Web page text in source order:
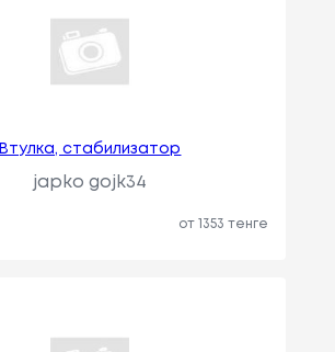
Втулка, стабилизатор
japko gojk34
от 1353 тенге